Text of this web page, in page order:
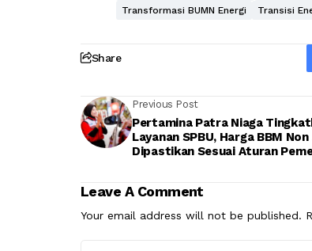
Transformasi BUMN Energi
Transisi
Share
Previous Post
Pertamina Patra Niaga
Layanan SPBU, Harga BBM
Dipastikan Sesuai Aturan
Leave A Comment
Your email address will not be published.